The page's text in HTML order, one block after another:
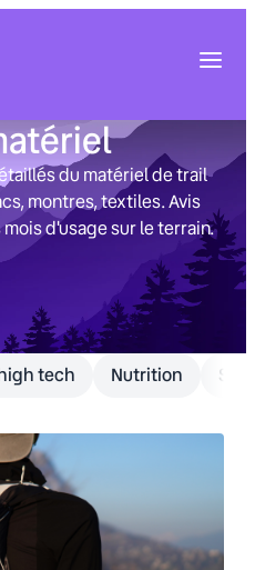
du matériel de trail
montres, textiles. Avis
d'usage sur le terrain.
tech Nutrition